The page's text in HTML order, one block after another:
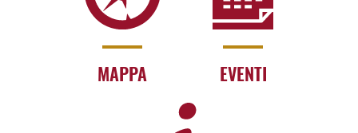
MAPPA EVENTI